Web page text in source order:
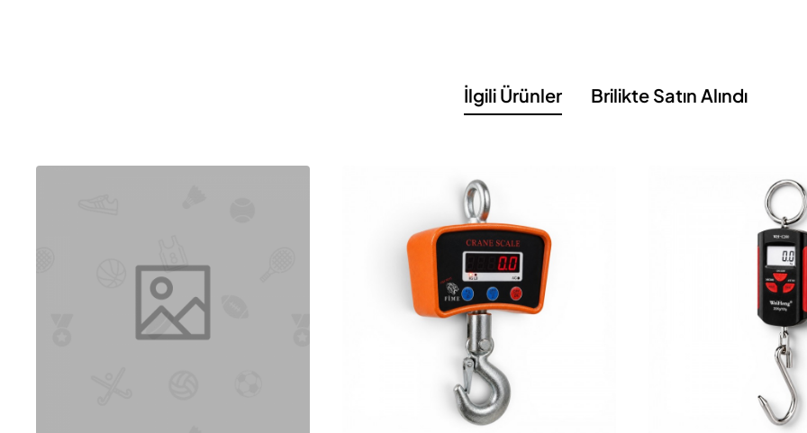
Alüminyum yapı, rijitlik ve ısı dağılımını iyileştirerek uzun süreli kullanımlarda performansın stabil kalmasına yardımcı olur. Tezgâh üstü
kullanımda sağlam tutuş ve düşük bakım ihtiyacı sunar.
Geniş Malzeme Uyumluluğu
ve çok katmanlı/bileşik filmler ile alüminyum plastik laminasyonlu
poşetleri kapatır. En iyi sonuç için kaynak
ile sarf malzemesi değişimi hızlıdır; kesintileri azaltır ve toplam sahip olma maliyetini
İlgili Ürünler Brilikte Satın Alındı